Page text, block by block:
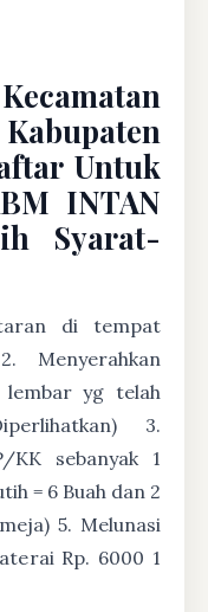
Untuk
INTAN
Syarat-
di tempat
Menyerahkan
lembar yg telah
3.
KK sebanyak 1
= 6 Buah dan 2
5. Melunasi
Rp. 6000 1